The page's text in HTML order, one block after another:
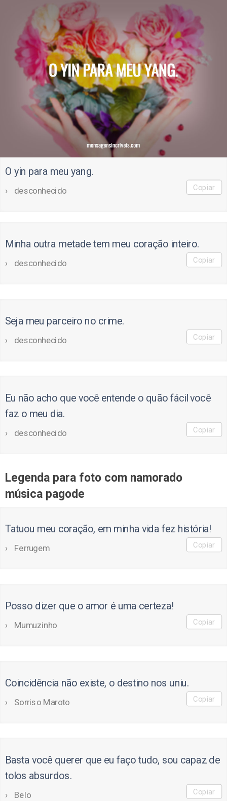
O yin para meu yang.
desconhecido Copiar
Minha outra metade tem meu coração inteiro.
desconhecido Copiar
Seja meu parceiro no crime.
desconhecido Copiar
Eu não acho que você entende o quão fácil você
faz o meu dia.
desconhecido Copiar
Legenda para foto com namorado
música pagode
Tatuou meu coração, em minha vida fez história!
Ferrugem Copiar
Posso dizer que o amor é uma certeza!
Mumuzinho Copiar
Coincidência não existe, o destino nos uniu.
Sorriso Maroto Copiar
Basta você querer que eu faço tudo, sou capaz de
tolos absurdos.
Belo Copiar